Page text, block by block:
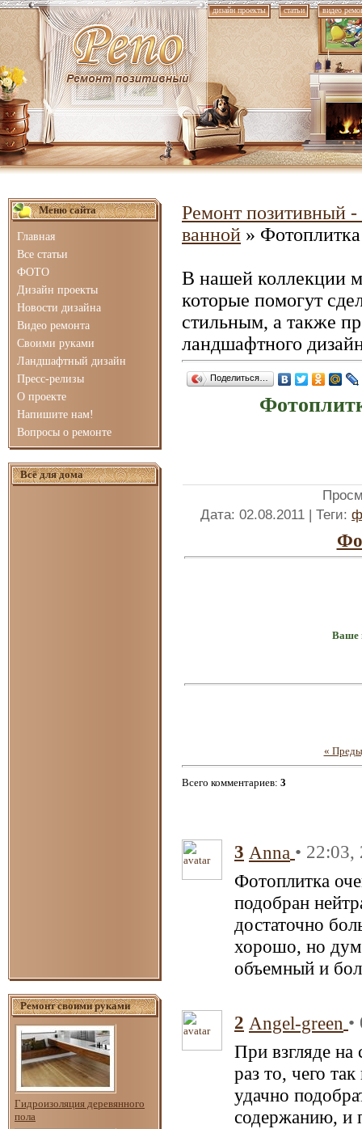
дизайн проекты статьи видео
Меню сайта
Главная
Все статьи
ФОТО
Дизайн проекты
Новости дизайна
Видео ремонта
Своими руками
Ландшафтный дизайн
Пресс-релизы
О проекте
Напишите нам!
Вопросы о ремонте
Всё для дома
Ремонт своими руками
Гидроизоляция деревянного
пола
Ремонт позитивный -
ванной »
В нашей коллекции
которые помогут
стильным, а также
ландшафтного
Поделиться…
Дата: 02.08.2011 | Теги:
Ваше
«
Всего комментариев: 3
3 Anna • 22:03,
Фотоплитка
подобран
достаточно
хорошо, но
объемный и
2 Angel-green
При взгляде
раз то, чего
удачно
содержанию, и